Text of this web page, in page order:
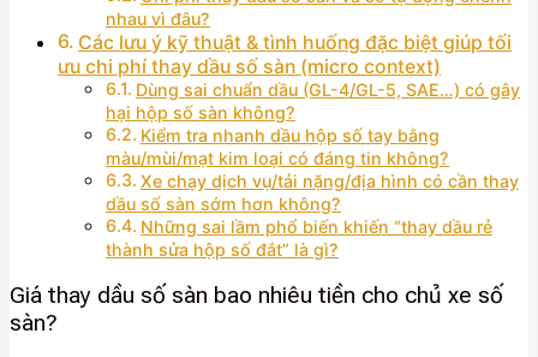
nhau vì đâu?
Các lưu ý kỹ thuật & tình huống đặc biệt giúp tối
ưu chi phí thay dầu số sàn (micro context)
Dùng sai chuẩn dầu (GL-4/GL-5, SAE…) có gây
hại hộp số sàn không?
Kiểm tra nhanh dầu hộp số tay bằng
màu/mùi/mạt kim loại có đáng tin không?
Xe chạy dịch vụ/tải nặng/địa hình có cần thay
dầu số sàn sớm hơn không?
Những sai lầm phổ biến khiến “thay dầu rẻ
thành sửa hộp số đắt” là gì?
Giá thay dầu số sàn bao nhiêu tiền cho chủ xe số
sàn?